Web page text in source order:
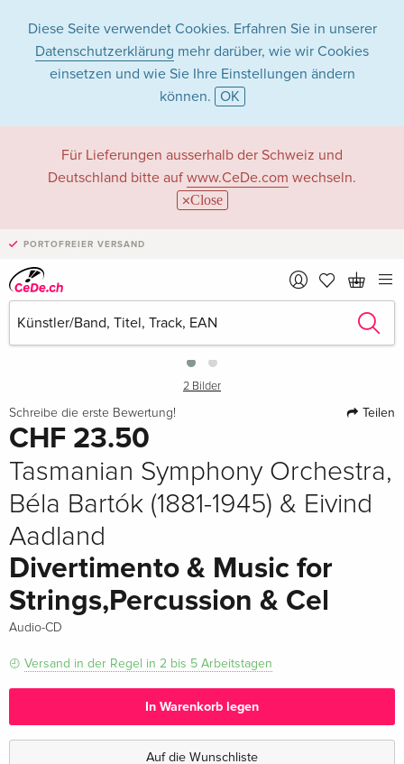
Diese Seite verwendet Cookies. Erfahren Sie in unserer
Datenschutzerklärung mehr darüber, wie wir Cookies
einsetzen und wie Sie Ihre Einstellungen ändern
können. OK
Für Lieferungen ausserhalb der Schweiz und
Deutschland bitte auf www.CeDe.com wechseln.
Close
PORTOFREIER VERSAND
2 Bilder
Schreibe die erste Bewertung! Teilen
CHF 23.50
Tasmanian Symphony Orchestra,
Béla Bartók (1881-1945) & Eivind
Aadland
Divertimento & Music for
Strings,Percussion & Cel
Audio-CD
Versand in der Regel in 2 bis 5 Arbeitstagen
In Warenkorb legen
Auf die Wunschliste